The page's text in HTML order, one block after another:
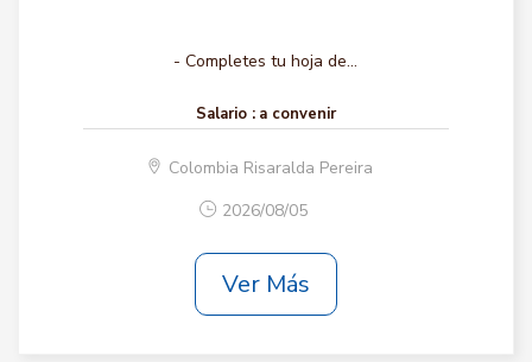
- Completes tu hoja de...
Salario : a convenir
Colombia Risaralda Pereira
2026/08/05
Ver Más